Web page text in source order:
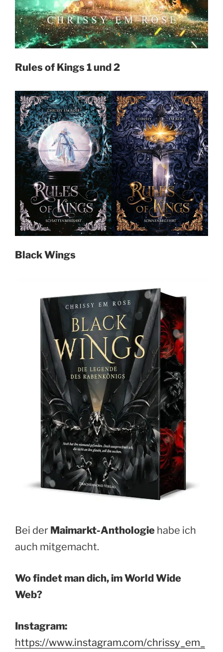
Rules of Kings 1 und 2
Black Wings
Bei der Maimarkt-Anthologie habe ich
auch mitgemacht.
Wo findet man dich, im World Wide
Web?
Instagram:
https://www.instagram.com/chrissy_em_